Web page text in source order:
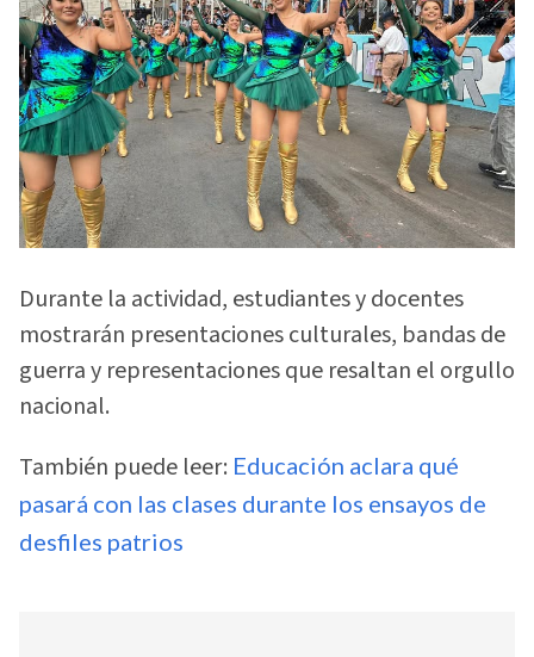
Durante la actividad, estudiantes y docentes
mostrarán presentaciones culturales, bandas de
guerra y representaciones que resaltan el orgullo
nacional.
También puede leer: Educación aclara qué
pasará con las clases durante los ensayos de
desfiles patrios